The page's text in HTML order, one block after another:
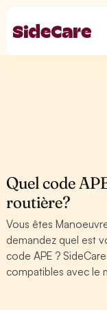
Quel code
routière?
Vous êtes
demandez quel est
code APE ?
compatibles avec le